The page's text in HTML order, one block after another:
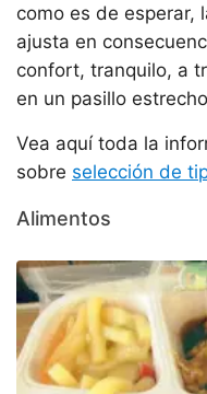
como es de esperar,
ajusta en
confort, tranquilo, a
en un pasillo
Vea aquí toda la
sobre selección de
Alimentos